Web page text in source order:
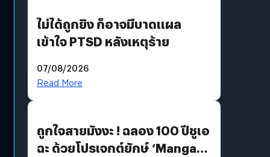
ไม่ได้ถูกยิง ก็อาจมีบาดแผล
เข้าใจ PTSD หลังเหตุร้าย
07/08/2026
Read More
ถูกใจสายมังงะ ! ฉลอง 100 ปีชูเอ
ฉะ ด้วยโปรเจกต์ยักษ์ ‘Manga